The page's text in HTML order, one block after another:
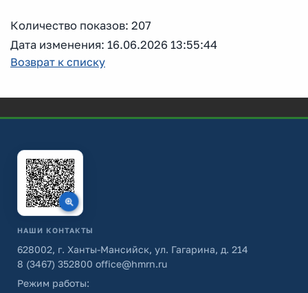
Количество показов: 207
Дата изменения: 16.06.2026 13:55:44
Возврат к списку
НАШИ КОНТАКТЫ
628002, г. Ханты-Мансийск, ул. Гагарина, д. 214
8 (3467) 352800 office@hmrn.ru
Режим работы: